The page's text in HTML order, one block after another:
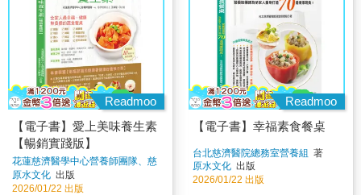
Readmoo
【電子書】愛上美味養生素
【暢銷實踐版】
花蓮慈濟醫學中心營養師團隊、慈
濟香積志工 王靜慧
原水文化 出版
2026/01/22 出版
Readmoo
【電子書】幸福素食餐桌
台北慈濟醫院總務室營養組 著
原水文化 出版
2026/01/22 出版